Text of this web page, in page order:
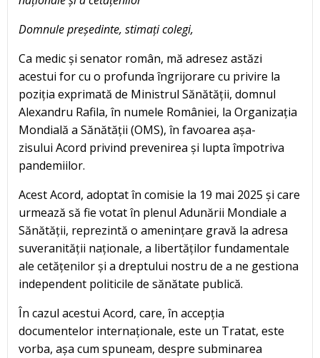
Domnule președinte, stimați colegi,
Ca medic și senator român, mă adresez astăzi
acestui for cu o profunda îngrijorare cu privire la
poziția exprimată de Ministrul Sănătății, domnul
Alexandru Rafila, în numele României, la Organizația
Mondială a Sănătății (OMS), în favoarea așa-
zisului Acord privind prevenirea și lupta împotriva
pandemiilor.
Acest Acord, adoptat în comisie la 19 mai 2025 și care
urmează să fie votat în plenul Adunării Mondiale a
Sănătății, reprezintă o amenințare gravă la adresa
suveranității naționale, a libertăților fundamentale
ale cetățenilor și a dreptului nostru de a ne gestiona
independent politicile de sănătate publică.
În cazul acestui Acord, care, în accepția
documentelor internaționale, este un Tratat, este
vorba, așa cum spuneam, despre subminarea